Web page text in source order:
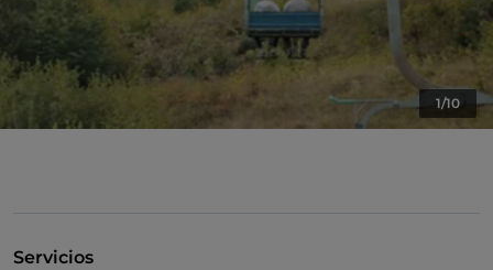
1/10
Servicios